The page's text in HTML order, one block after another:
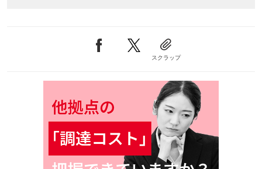
スクラップ